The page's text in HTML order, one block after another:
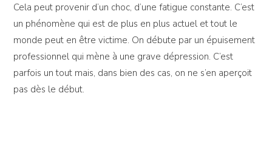
Cela peut provenir d’un choc, d’une fatigue constante. C’est
un phénomène qui est de plus en plus actuel et tout le
monde peut en être victime. On débute par un épuisement
professionnel qui mène à une grave dépression. C’est
parfois un tout mais, dans bien des cas, on ne s’en aperçoit
pas dès le début.